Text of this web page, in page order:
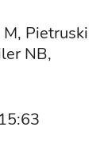
Pietruski
NB,